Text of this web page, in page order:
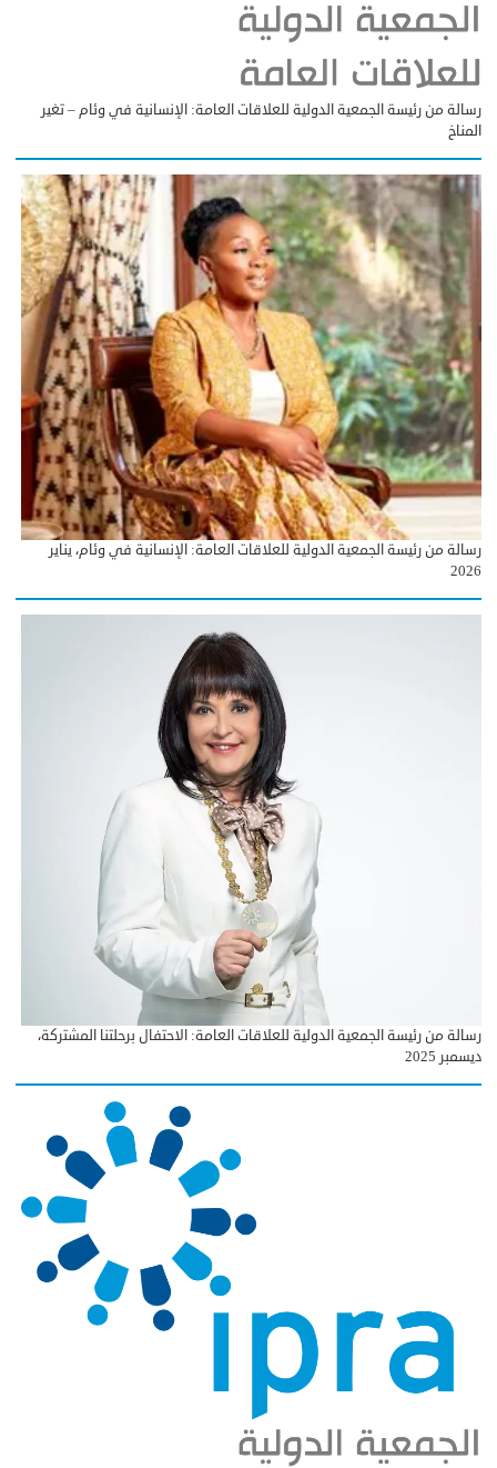
رسالة من رئيسة الجمعية الدولية للعلاقات العامة: الإنسانية في وئام – تغير
المناخ
رسالة من رئيسة الجمعية الدولية للعلاقات العامة: الإنسانية في وئام، يناير
2026
رسالة من رئيسة الجمعية الدولية للعلاقات العامة: الاحتفال برحلتنا المشتركة،
ديسمبر 2025